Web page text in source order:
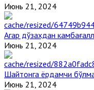
Июнь 21, 2024
Агар дўзахдан
Июнь 21, 2024
Шайтонга ёрдамчи
Июнь 21, 2024